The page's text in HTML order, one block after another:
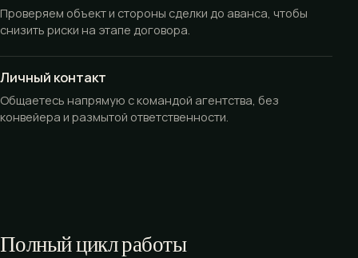
Проверяем объект и стороны сделки до аванса, чтобы
снизить риски на этапе договора.
Личный контакт
Общаетесь напрямую с командой агентства, без
конвейера и размытой ответственности.
Полный цикл работы